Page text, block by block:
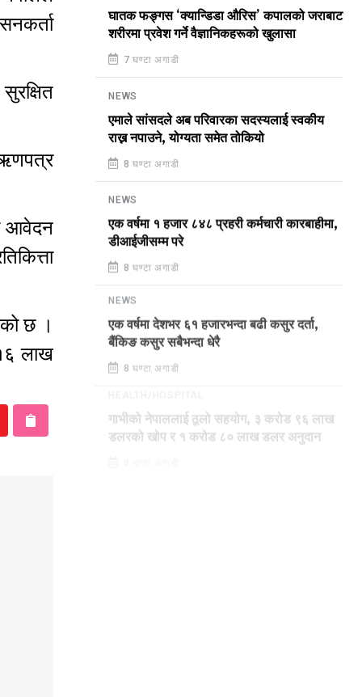
ऋणपत्र
आवेदन
छ ।
लाख
घातक फङ्गस ‘क्यान्डिडा औरिस’ कपालको जराबाट
शरीरमा प्रवेश गर्ने वैज्ञानिकहरूको खुलासा
7 घण्टा अगाडी
NEWS
एमाले सांसदले अब परिवारका सदस्यलाई स्वकीय
राख्न नपाउने, योग्यता समेत तोकियो
8 घण्टा अगाडी
NEWS
एक वर्षमा १ हजार ८४८ प्रहरी कर्मचारी कारबाहीमा,
डीआईजीसम्म परे
8 घण्टा अगाडी
NEWS
एक वर्षमा देशभर ६१ हजारभन्दा बढी कसुर दर्ता,
बैंकिङ कसुर सबैभन्दा धेरै
8 घण्टा अगाडी
HEALTH/HOSPITAL
गाभीको नेपाललाई ठूलो सहयोग, ३ करोड ९६ लाख